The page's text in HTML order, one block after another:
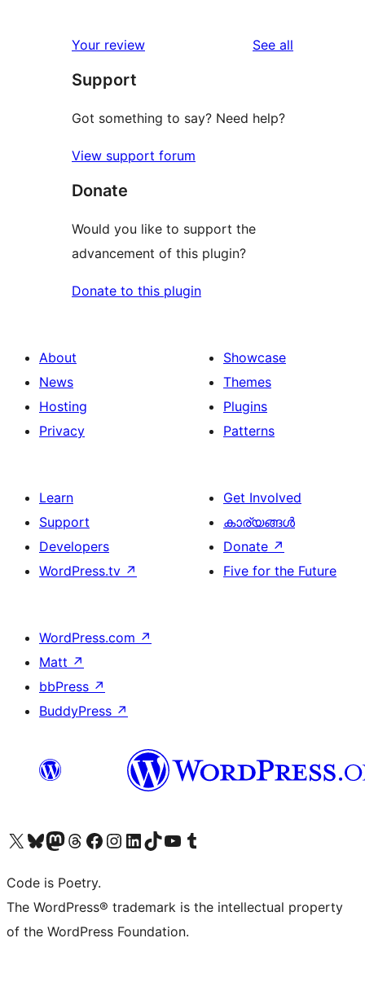
star
Your review See all
Support
Got something to say? Need help?
View support forum
Donate
Would you like to support the
advancement of this plugin?
Donate to this plugin
About
News
Hosting
Privacy
Showcase
Themes
Plugins
Patterns
Learn
Support
Developers
WordPress.tv ↗
Get Involved
കാര്യങ്ങള്‍
Donate ↗
Five for the Future
WordPress.com ↗
Matt ↗
bbPress ↗
BuddyPress ↗
Visit our X (formerly Twitter) account
ഞങ്ങളുടെ ബ്ലൂസ്കൈ അക്കൗണ്ട് സന്ദർശിക്കുക
Visit our Mastodon account
ഞങ്ങളുടെ ത്രെഡ്സ് അക്കൗണ്ട് സന്ദർശിക്കുക
Visit our Facebook page
Visit our Instagram account
Visit our LinkedIn account
ഞങ്ങളുടെ ടിക് ടോക് അക്കൗണ്ട് സന്ദർശിക്കുക
Visit our YouTube channel
ഞങ്ങളുടെ ടംബ്ലർ അക്കൗണ്ട് സന്ദർശിക്കുക
Code is Poetry.
The WordPress® trademark is the intellectual property
of the WordPress Foundation.